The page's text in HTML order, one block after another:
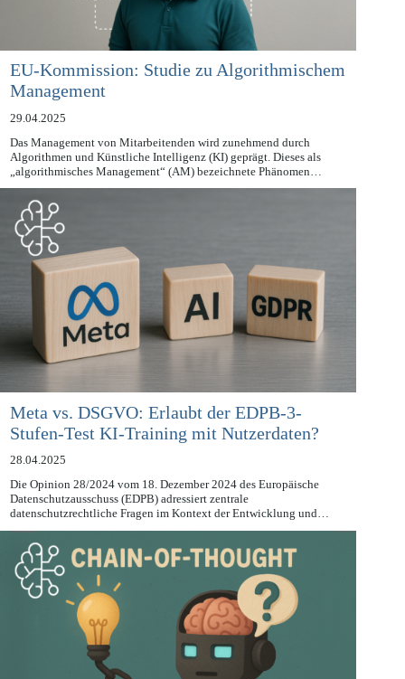
EU-Kommission: Studie zu Algorithmischem
Management
29.04.2025
Das Management von Mitarbeitenden wird zunehmend durch
Algorithmen und Künstliche Intelligenz (KI) geprägt. Dieses als
„algorithmisches Management“ (AM) bezeichnete Phänomen…
Meta vs. DSGVO: Erlaubt der EDPB-3-
Stufen-Test KI-Training mit Nutzerdaten?
28.04.2025
Die Opinion 28/2024 vom 18. Dezember 2024 des Europäische
Datenschutzausschuss (EDPB) adressiert zentrale
datenschutzrechtliche Fragen im Kontext der Entwicklung und…